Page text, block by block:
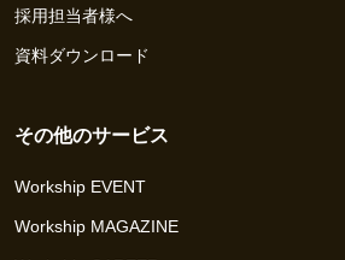
採用担当者様へ
資料ダウンロード
その他のサービス
Workship EVENT
Workship MAGAZINE